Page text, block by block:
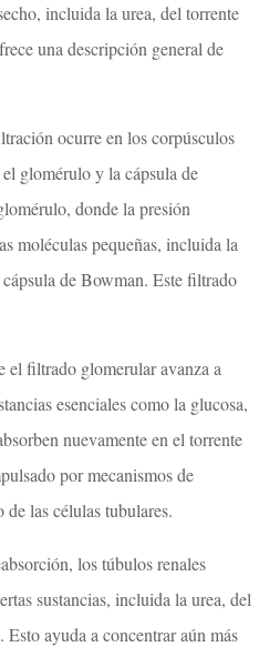
incluida la urea, del torrente
una descripción general de
ocurre en los corpúsculos
glomérulo y la cápsula de
donde la presión
moléculas pequeñas, incluida la
de Bowman. Este filtrado
el filtrado glomerular avanza a
esenciales como la glucosa,
nuevamente en el torrente
por mecanismos de
las células tubulares.
los túbulos renales
sustancias, incluida la urea, del
ayuda a concentrar aún más